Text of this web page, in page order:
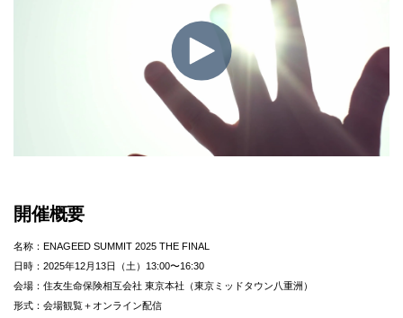
開催概要
名称：ENAGEED SUMMIT 2025 THE FINAL
日時：2025年12月13日（土）13:00〜16:30
会場：住友生命保険相互会社 東京本社（東京ミッドタウン八重洲）
形式：会場観覧＋オンライン配信